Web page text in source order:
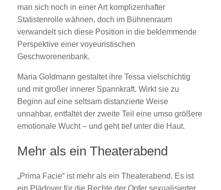
man sich noch in einer Art komplizenhafter
Statistenrolle wähnen, doch im Bühnenraum
verwandelt sich diese Position in die beklemmende
Perspektive einer voyeuristischen
Geschworenenbank.
Maria Goldmann gestaltet ihre Tessa vielschichtig
und mit großer innerer Spannkraft. Wirkt sie zu
Beginn auf eine seltsam distanzierte Weise
unnahbar, entfaltet der zweite Teil eine umso größere
emotionale Wucht – und geht tief unter die Haut.
Mehr als ein Theaterabend
„Prima Facie“ ist mehr als ein Theaterabend. Es ist